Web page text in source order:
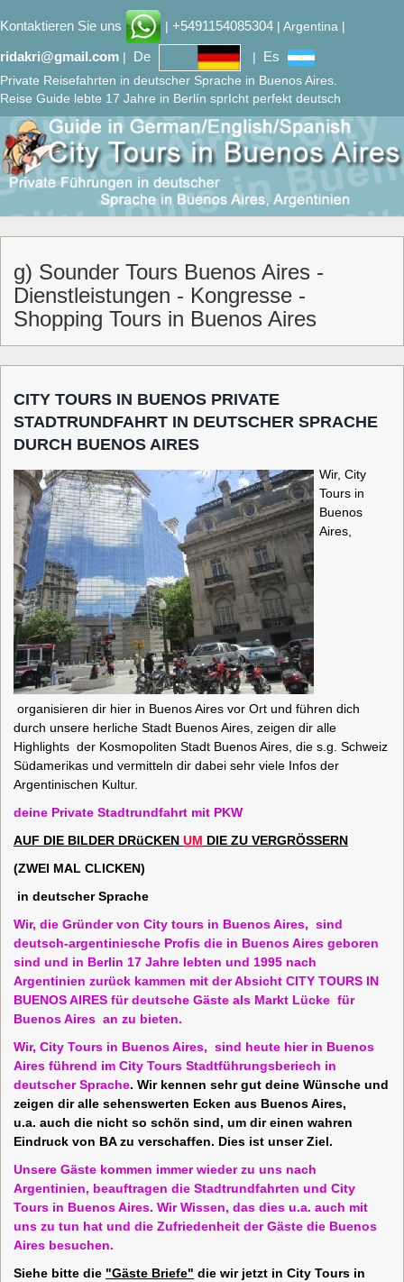
Kontaktieren Sie uns | +5491154085304 | Argentina |
ridakri@gmail.com | De | Es
Private Reisefahrten in deutscher Sprache in Buenos Aires.
Reise Guide lebte 17 Jahre in Berlín sprIcht perfekt deutsch
g) Sounder Tours Buenos Aires -
Dienstleistungen - Kongresse -
Shopping Tours in Buenos Aires
CITY TOURS IN BUENOS PRIVATE
STADTRUNDFAHRT IN DEUTSCHER SPRACHE
DURCH BUENOS AIRES
Wir, City
Tours in
Buenos
Aires,
organisieren dir hier in Buenos Aires vor Ort und führen dich
durch unsere herliche Stadt Buenos Aires, zeigen dir alle
Highlights der Kosmopoliten Stadt Buenos Aires, die s.g. Schweiz
Südamerikas und vermitteln dir dabei sehr viele Infos der
Argentinischen Kultur.
deine Private Stadtrundfahrt mit PKW
AUF DIE BILDER DRüCKEN UM DIE ZU VERGRÖSSERN
(ZWEI MAL CLICKEN)
in deutscher Sprache
Wir, die Gründer von City tours in Buenos Aires, sind
deutsch-argentiniesche Profis die in Buenos Aires geboren
sind und in Berlin 17 Jahre lebten und 1995 nach
Argentinien zurück kammen mit der Absicht CITY TOURS IN
BUENOS AIRES für deutsche Gäste als Markt Lücke für
Buenos Aires an zu bieten.
Wir, City Tours in Buenos Aires, sind heute hier in Buenos
Aires führend im City Tours Stadtführungsberiech in
deutscher Sprache. Wir kennen sehr gut deine Wünsche und
zeigen dir alle sehenswerten Ecken aus Buenos Aires,
u.a. auch die nicht so schön sind, um dir einen wahren
Eindruck von BA zu verschaffen. Dies ist unser Ziel.
Unsere Gäste kommen immer wieder zu uns nach
Argentinien, beauftragen die Stadtrundfahrten und City
Tours in Buenos Aires. Wir Wissen, das dies u.a. auch mit
uns zu tun hat und die Zufriedenheit der Gäste die Buenos
Aires besuchen.
Siehe bitte die "Gäste Briefe" die wir jetzt in City Tours in